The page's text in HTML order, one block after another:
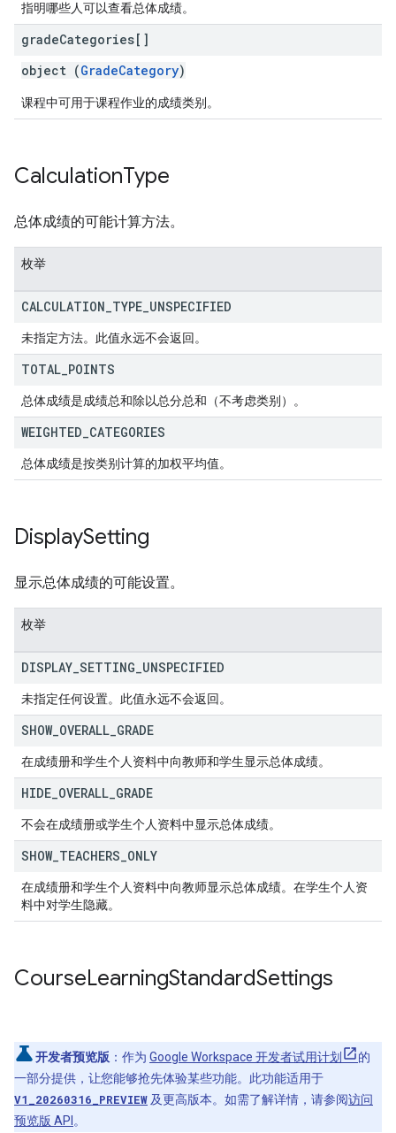
指明哪些人可以查看总体成绩。
gradeCategories[]
object (GradeCategory)
课程中可用于课程作业的成绩类别。
CalculationType
总体成绩的可能计算方法。
枚举
CALCULATION TYPE UNSPECIFIED
未指定方法。此值永远不会返回。
TOTAL POINTS
总体成绩是成绩总和除以总分总和（不考虑类别）。
WEIGHTED CATEGORIES
总体成绩是按类别计算的加权平均值。
DisplaySetting
显示总体成绩的可能设置。
枚举
DISPLAY SETTING UNSPECIFIED
未指定任何设置。此值永远不会返回。
SHOW_ OVERALL GRADE
在成绩册和学生个人资料中向教师和学生显示总体成绩。
HIDE OVERALL GRADE
不会在成绩册或学生个人资料中显示总体成绩。
SHOW_ TEACHERS ONLY
在成绩册和学生个人资料中向教师显示总体成绩。在学生个人资
料中对学生隐藏。
CourseLearningStandardSettings
开发者预览版 ：作为 Google Workspace 开发者试用计划
的
一部分提供，让您能够抢先体验某些功能。此功能适用于
V1_20260316_PREVIEW 及更高版本。如需了解详情，请参阅访问
预览版 API 。